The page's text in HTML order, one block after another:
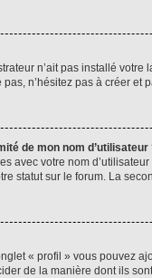
n’ait pas installé
n’hésitez pas à créer
de mon nom d’utilisateur
avec votre nom
statut sur le forum. La
« profil » vous pouvez
de la manière dont ils